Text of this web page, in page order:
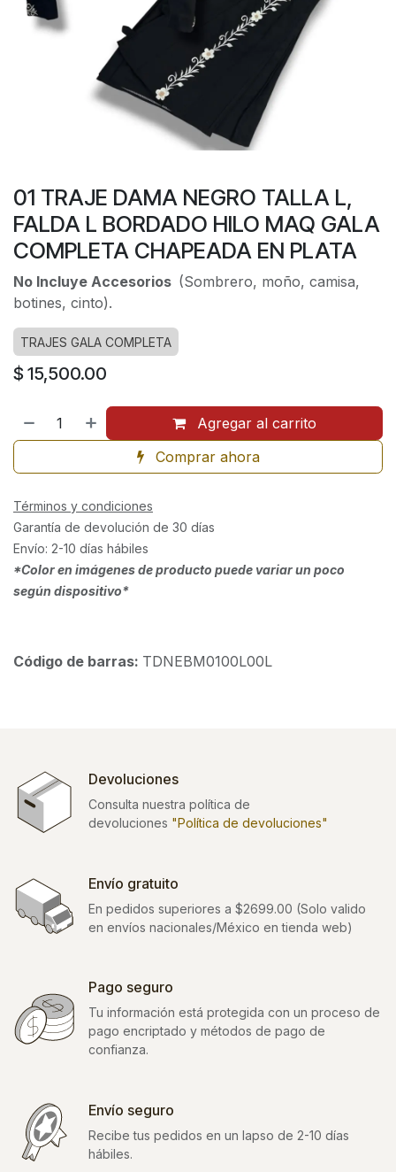
01 TRAJE DAMA NEGRO TALLA L,
FALDA L BORDADO HILO MAQ GALA
COMPLETA CHAPEADA EN PLATA
No Incluye Accesorios (Sombrero, moño, camisa,
botines, cinto).
TRAJES GALA COMPLETA
$ 15,500.00
Agregar al carrito
Comprar ahora
Términos y condiciones
Garantía de devolución de 30 días
Envío: 2-10 días hábiles
*Color en imágenes de producto puede variar un poco
según dispositivo*
Código de barras: TDNEBM0100L00L
Devoluciones
Consulta nuestra política de
devoluciones "Política de devoluciones"
Envío gratuito
En pedidos superiores a $2699.00 (Solo valido
en envíos nacionales/México en tienda web)
Pago seguro
Tu información está protegida con un proceso de
pago encriptado y métodos de pago de
confianza.
Envío seguro
Recibe tus pedidos en un lapso de 2-10 días
hábiles.